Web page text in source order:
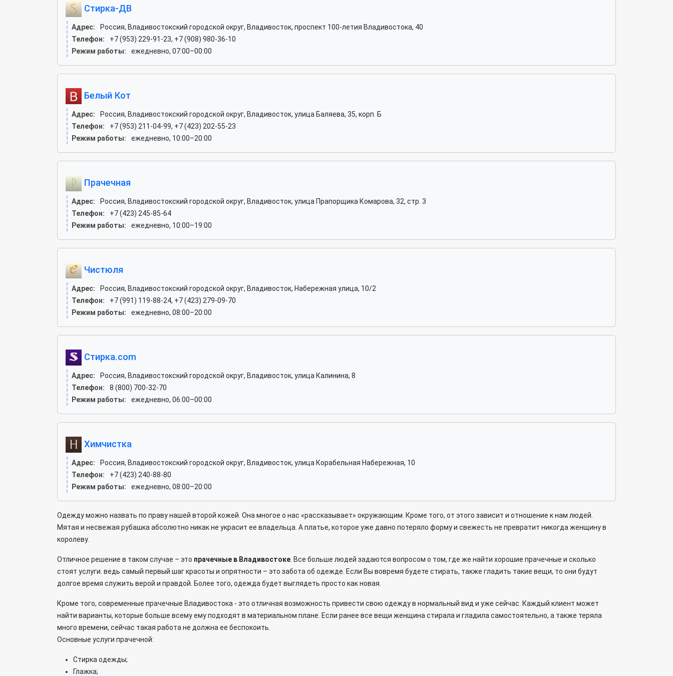
Стирка-ДВ
Адрес:
Россия, Владивостокский городской округ, Владивосток, проспект 100-летия Владивостока, 40
Телефон:
+7 (953) 229-91-23, +7 (908) 980-36-10
Режим работы:
ежедневно, 07:00–00:00
Белый Кот
Адрес:
Россия, Владивостокский городской округ, Владивосток, улица Баляева, 35, корп. Б
Телефон:
+7 (953) 211-04-99, +7 (423) 202-55-23
Режим работы:
ежедневно, 10:00–20:00
Прачечная
Адрес:
Россия, Владивостокский городской округ, Владивосток, улица Прапорщика Комарова, 32, стр. 3
Телефон:
+7 (423) 245-85-64
Режим работы:
ежедневно, 10:00–19:00
Чистюля
Адрес:
Россия, Владивостокский городской округ, Владивосток, Набережная улица, 10/2
Телефон:
+7 (991) 119-88-24, +7 (423) 279-09-70
Режим работы:
ежедневно, 08:00–20:00
Стирка.com
Адрес:
Россия, Владивостокский городской округ, Владивосток, улица Калинина, 8
Телефон:
8 (800) 700-32-70
Режим работы:
ежедневно, 06:00–00:00
Химчистка
Адрес:
Россия, Владивостокский городской округ, Владивосток, улица Корабельная Набережная, 10
Телефон:
+7 (423) 240-88-80
Режим работы:
ежедневно, 08:00–20:00
Одежду можно назвать по праву нашей второй кожей. Она многое о нас «рассказывает» окружающим. Кроме того, от этого зависит и отношение к нам людей.
Мятая и несвежая рубашка абсолютно никак не украсит ее владельца. А платье, которое уже давно потеряло форму и свежесть не превратит никогда женщину в
королеву.
Отличное решение в таком случае – это прачечные в Владивостоке . Все больше людей задаются вопросом о том, где же найти хорошие прачечные и сколько
стоят услуги. ведь самый первый шаг красоты и опрятности – это забота об одежде. Если Вы вовремя будете стирать, также гладить такие вещи, то они будут
долгое время служить верой и правдой. Более того, одежда будет выглядеть просто как новая.
Кроме того, современные прачечные Владивостока - это отличная возможность привести свою одежду в нормальный вид и уже сейчас. Каждый клиент может
найти варианты, которые больше всему ему подходят в материальном плане. Если ранее все вещи женщина стирала и гладила самостоятельно, а также теряла
много времени, сейчас такая работа не должна ее беспокоить.
Основные услуги прачечной:
Стирка одежды;
Глажка;